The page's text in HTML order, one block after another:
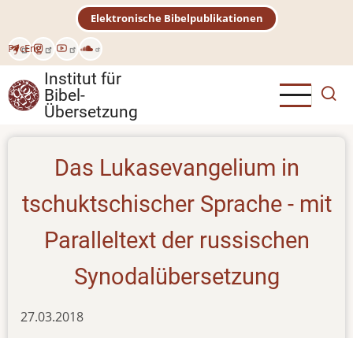
Inhalt
РусEng
Elektronische Bibelpublikationen
Institut für
Bibel-
Übersetzung
Das Lukasevangelium in
tschuktschischer Sprache - mit
Paralleltext der russischen
Synodalübersetzung
27.03.2018